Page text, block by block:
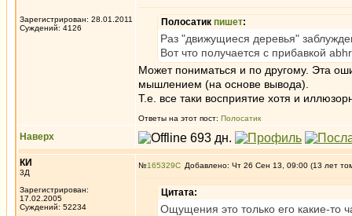
Зарегистрирован: 28.01.2011
Суждений: 4126
Полосатик пишет:
Раз "движущиеся деревья"
Вот что получается с прибавкой
Может пониматься и по другому. Эта
мышлением (на основе вывода).
Т.е. все таки восприятие хотя и
Ответы на этот пост: Полосатик
Наверх
КИ
3Д
Зарегистрирован:
17.02.2005
Суждений: 52234
№165329 Добавлено: Чт 26 Сен 13, 09:00 (13 лет
Цитата:
Ощущения это только его какие-то